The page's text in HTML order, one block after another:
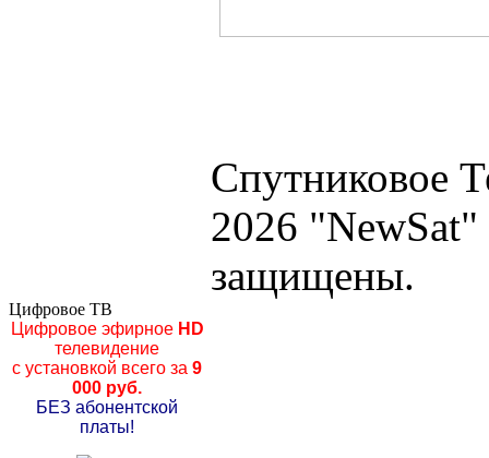
Спутниковое
2026
защищены.
Цифровое ТВ
Цифровое эфирноеHD
телевидение
с установкой всего за 9
000 руб.
БЕЗ абонентской
платы!